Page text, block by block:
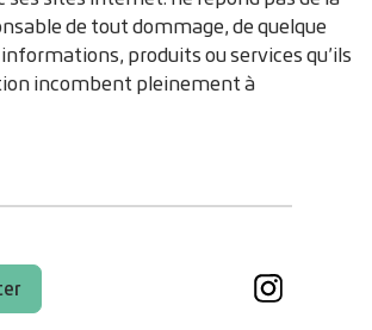
de tout dommage, de quelque
produits ou services qu’ils
incombent pleinement à
Instagram